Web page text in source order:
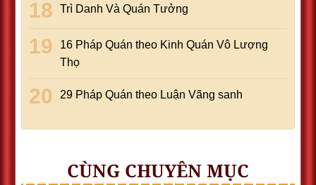
Trì Danh Và Quán Tưởng
16 Pháp Quán theo Kinh Quán Vô Lượng
Thọ
29 Pháp Quán theo Luận Vãng sanh
CÙNG CHUYÊN MỤC